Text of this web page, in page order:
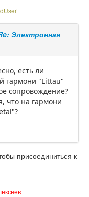
Электронная
есть ли
гармони "Littau"
сопровождение?
что на гармони
присоединиться к